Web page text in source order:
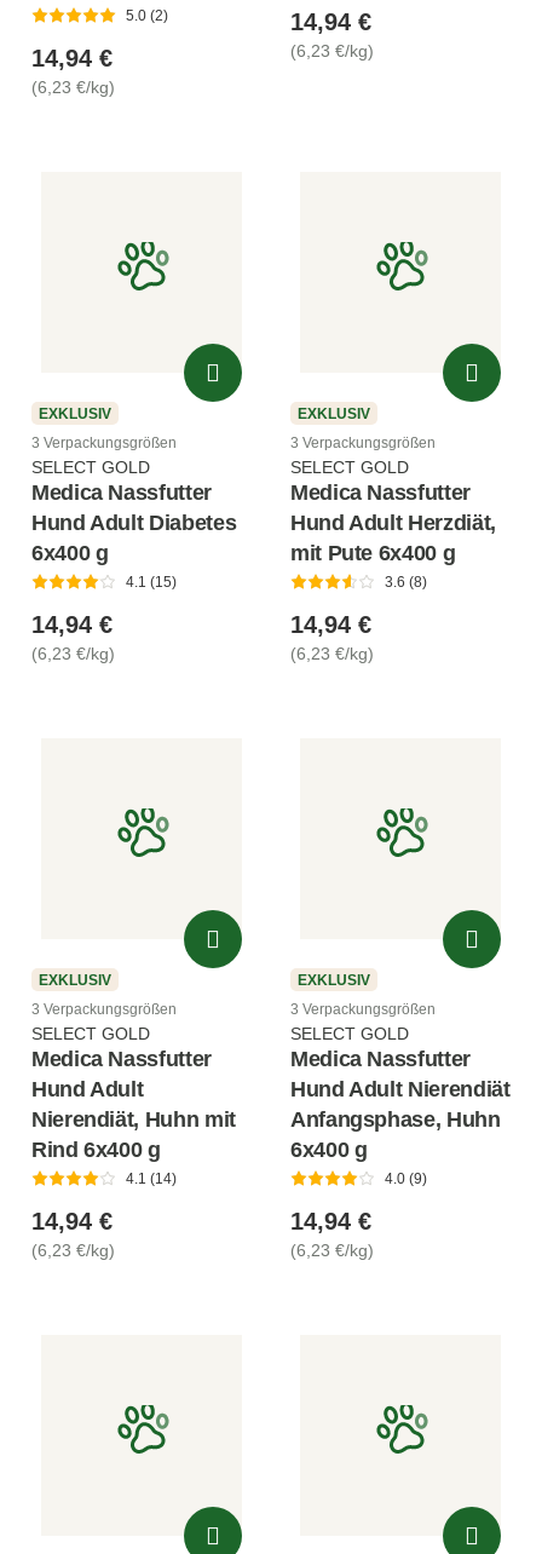
5.0 (2)
14,94 €
(6,23 €/kg)
14,94 €
(6,23 €/kg)
EXKLUSIV
3 Verpackungsgrößen
SELECT GOLD
Medica Nassfutter
Hund Adult Diabetes
6x400 g
4.1 (15)
14,94 €
(6,23 €/kg)
EXKLUSIV
3 Verpackungsgrößen
SELECT GOLD
Medica Nassfutter
Hund Adult Herzdiät,
mit Pute 6x400 g
3.6 (8)
14,94 €
(6,23 €/kg)
EXKLUSIV
3 Verpackungsgrößen
SELECT GOLD
Medica Nassfutter
Hund Adult
Nierendiät, Huhn mit
Rind 6x400 g
4.1 (14)
14,94 €
(6,23 €/kg)
EXKLUSIV
3 Verpackungsgrößen
SELECT GOLD
Medica Nassfutter
Hund Adult Nierendiät
Anfangsphase, Huhn
6x400 g
4.0 (9)
14,94 €
(6,23 €/kg)